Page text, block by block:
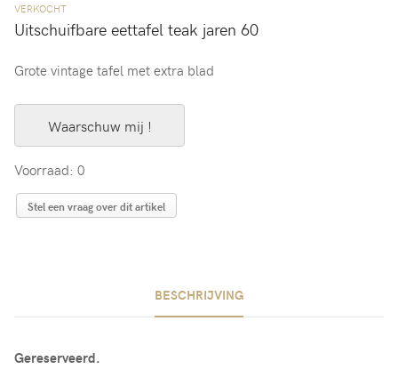
VERKOCHT
Uitschuifbare eettafel teak jaren 60
Grote vintage tafel met extra blad
Waarschuw mij !
Voorraad: 0
Stel een vraag over dit artikel
BESCHRIJVING
Gereserveerd.